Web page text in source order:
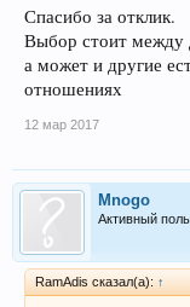
Спасибо за отклик.
Выбор стоит между
а может и другие
отношениях
12 мар 2017
Mnogo
Активный
RamAdis сказал(а): ↑